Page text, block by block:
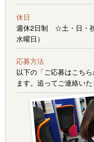
休日
週休2日制 ☆土・日・祝
水曜日）
応募方法
以下の「ご応募はこち
ます。追ってご連絡いた